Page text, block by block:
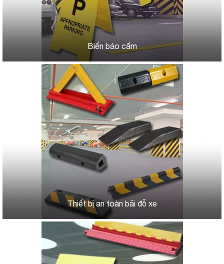
Biển báo cấm
Thiết bị an toàn bãi đỗ xe